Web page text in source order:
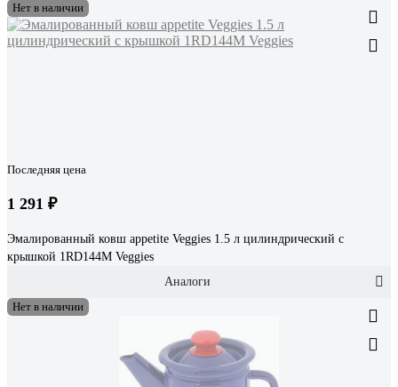
Нет в наличии
Последняя цена
1 291 ₽
Эмалированный ковш appetite Veggies 1.5 л цилиндрический с
крышкой 1RD144M Veggies
Аналоги
Нет в наличии